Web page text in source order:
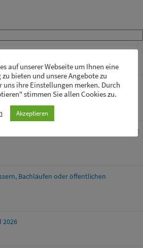
und Silvesterfeuerwerken F2 sowie
– sog. Großfeuerwerke
Entsorgungsanlagen am Mariä Himmelfahrt
Bachläufen oder öffentlichen
2026
auf unserer Webseite um Ihnen eine
bieten und unsere Angebote zu
uns ihre Einstellungen merken. Durch
stimmen Sie allen Cookies zu.
Akzeptieren